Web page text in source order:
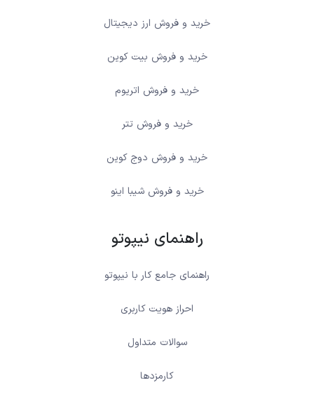
خرید و فروش ارز دیجیتال
خرید و فروش بیت کوین
خرید و فروش اتریوم
خرید و فروش تتر
خرید و فروش دوج کوین
خرید و فروش شیبا اینو
راهنمای نیپوتو
راهنمای جامع کار با نیپوتو
احراز هویت کاربری
سوالات متداول
کارمزدها